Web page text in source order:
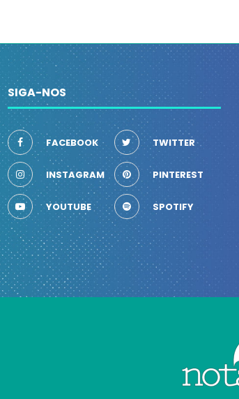
SIGA-NOS
FACEBOOK TWITTER
INSTAGRAM PINTEREST
YOUTUBE SPOTIFY